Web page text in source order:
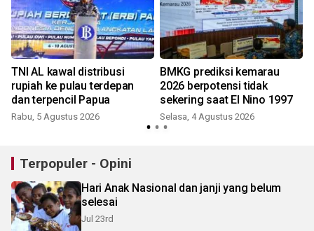
TNI AL kawal distribusi
rupiah ke pulau terdepan
dan terpencil Papua
Rabu, 5 Agustus 2026
BMKG prediksi kemarau
2026 berpotensi tidak
sekering saat El Nino 1997
Selasa, 4 Agustus 2026
Terpopuler - Opini
Hari Anak Nasional dan janji yang belum
selesai
Jul 23rd